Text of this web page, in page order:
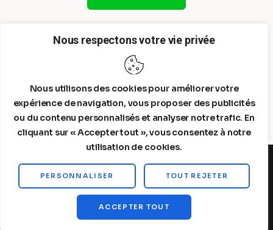
Nous respectons votre vie privée
Nous utilisons des cookies pour améliorer votre
expérience de navigation, vous proposer des publicités
ou du contenu personnalisés et analyser notre trafic. En
cliquant sur « Accepter tout », vous consentez à notre
utilisation de cookies.
PERSONNALISER TOUT REJETER
ACCEPTER TOUT
Steelldy© 2026. All Rights Reserved.